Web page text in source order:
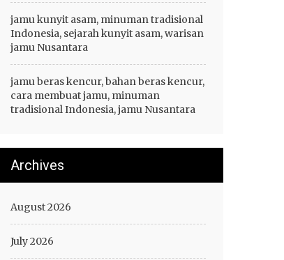
jamu kunyit asam, minuman tradisional
Indonesia, sejarah kunyit asam, warisan
jamu Nusantara
jamu beras kencur, bahan beras kencur,
cara membuat jamu, minuman
tradisional Indonesia, jamu Nusantara
Archives
August 2026
July 2026